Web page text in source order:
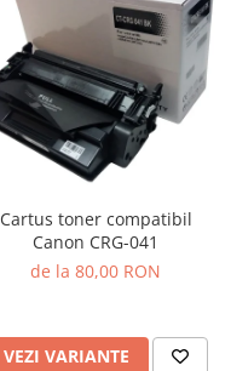
Cartus toner compatibil
Canon CRG-041
de la 80,00 RON
VEZI VARIANTE